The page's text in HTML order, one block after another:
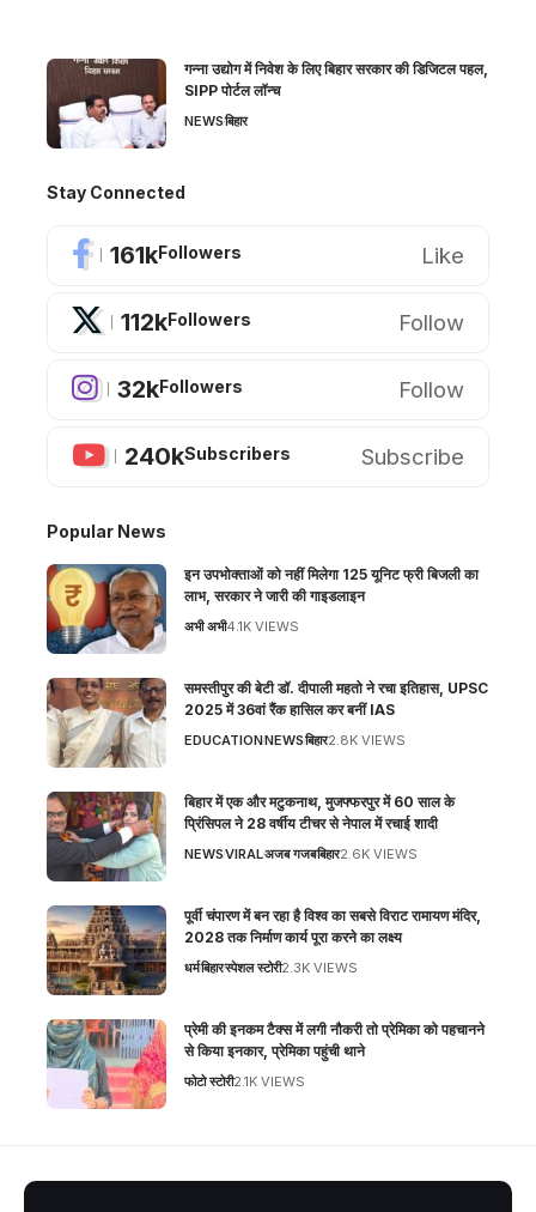
गन्ना उद्योग में निवेश के लिए बिहार सरकार की डिजिटल पहल,
SIPP पोर्टल लॉन्च
NEWSबिहार
Stay Connected
161kFollowers Like
112kFollowers Follow
32kFollowers Follow
240kSubscribers Subscribe
Popular News
इन उपभोक्ताओं को नहीं मिलेगा 125 यूनिट फ्री बिजली का
लाभ, सरकार ने जारी की गाइडलाइन
अभी अभी4.1K VIEWS
समस्तीपुर की बेटी डॉ. दीपाली महतो ने रचा इतिहास, UPSC
2025 में 36वां रैंक हासिल कर बनीं IAS
EDUCATIONNEWSबिहार2.8K VIEWS
बिहार में एक और मटुकनाथ, मुजफ्फरपुर में 60 साल के
प्रिंसिपल ने 28 वर्षीय टीचर से नेपाल में रचाई शादी
NEWSVIRALअजब गजबबिहार2.6K VIEWS
पूर्वी चंपारण में बन रहा है विश्व का सबसे विराट रामायण मंदिर,
2028 तक निर्माण कार्य पूरा करने का लक्ष्य
धर्मबिहारस्पेशल स्टोरी2.3K VIEWS
प्रेमी की इनकम टैक्स में लगी नौकरी तो प्रेमिका को पहचानने
से किया इनकार, प्रेमिका पहुंची थाने
फोटो स्टोरी2.1K VIEWS